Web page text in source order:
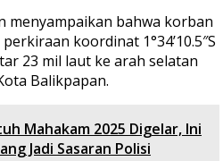
menyampaikan bahwa korban
koordinat 1°34’10.5″S
23 mil laut ke arah selatan
Balikpapan.
Mahakam 2025 Digelar, Ini
Jadi Sasaran Polisi